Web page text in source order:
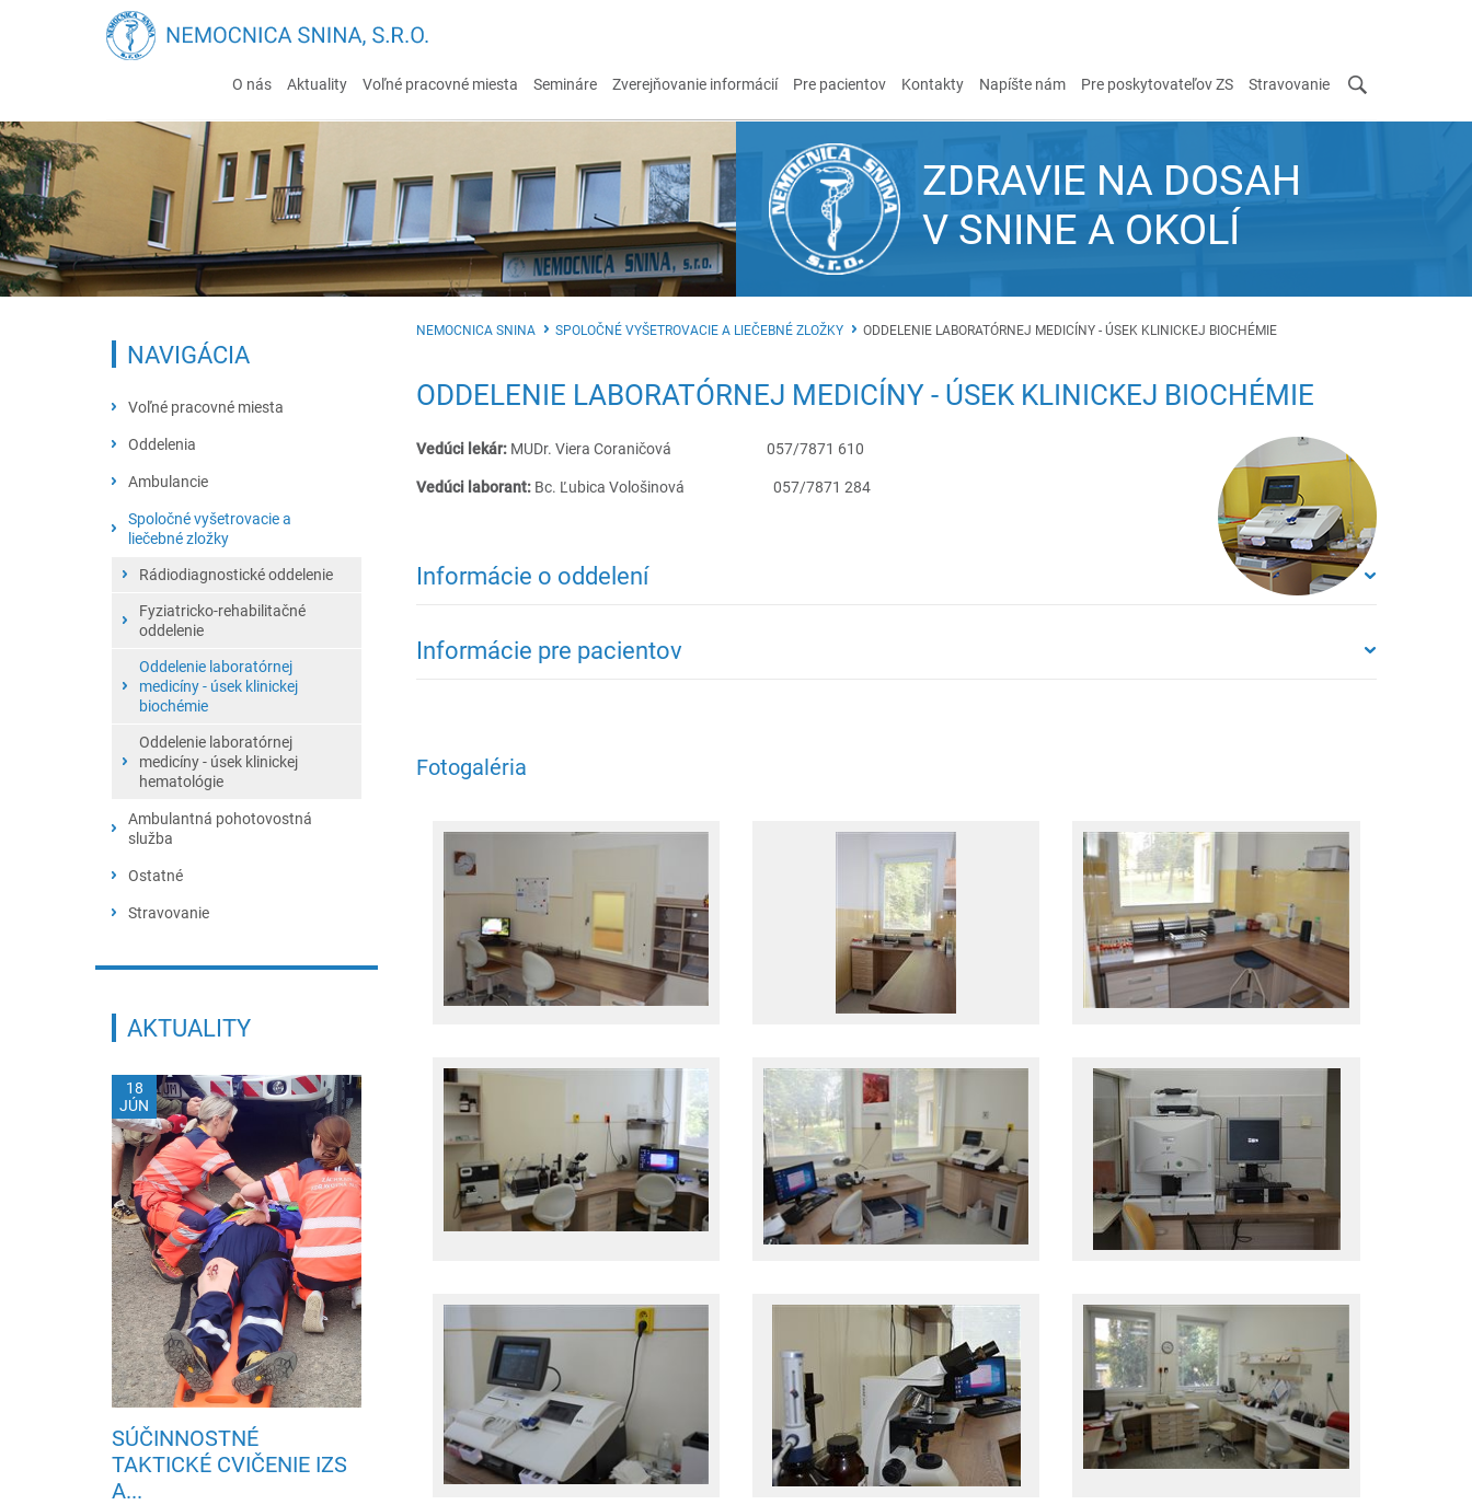
O nás Aktuality Voľné pracovné miesta Semináre Zverejňovanie informácií Pre pacientov Kontakty Napíšte nám Pre poskytovateľov ZS Stravovanie
ZDRAVIE NA DOSAH
V SNINE A OKOLÍ
NEMOCNICA SNINA SPOLOČNÉ VYŠETROVACIE A LIEČEBNÉ ZLOŽKY ODDELENIE LABORATÓRNEJ MEDICÍNY - ÚSEK KLINICKEJ BIOCHÉMIE
ODDELENIE LABORATÓRNEJ MEDICÍNY - ÚSEK KLINICKEJ BIOCHÉMIE
Vedúci lekár: MUDr. Viera Coraničová 057/7871 610
Vedúci laborant:Bc. Ľubica Vološinová 057/7871 284
Informácie o oddelení
Informácie pre pacientov
Fotogaléria
NAVIGÁCIA
Voľné pracovné miesta
Oddelenia
Chirurgicko-traumatologické
Gynekologicko-pôrodnícke
Detské oddelenie
Interné oddelenie
Oddelenie anesteziológie a
Ambulancie
Neurologická ambulancia
Ambulanica diabetológie a
porúch látkovej výmeny
Ambulancia úrazovej chirurgie
Hematologická ambulancia
Urologická ambulancia
Angiologická ambulancia
Spoločné vyšetrovacie a
liečebné zložky
Rádiodiagnostické oddelenie
Fyziatricko-rehabilitačné
oddelenie
Oddelenie laboratórnej
medicíny - úsek klinickej
biochémie
Oddelenie laboratórnej
medicíny - úsek klinickej
hematológie
Ambulantná pohotovostná
služba
APS pre dospelých
APS pre deti a dorast
Ostatné
Centrálna sterilizácia
Stravovanie
AKTUALITY
18
JÚN
SÚČINNOSTNÉ
TAKTICKÉ CVIČENIE IZS
A...